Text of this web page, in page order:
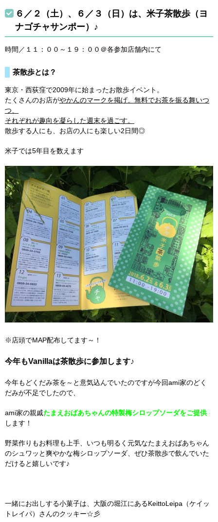
６／２（土）、６／３（日）は、米子茶散歩（ヨ
ナゴチャサンポー）♪
時間／１１：００～１９：００＠各参加店舗内にて
茶散歩とは？
東京・西荻窪で2009年に始まったお散歩イベント。
たくさんのお店がやかんのマークを掲げ、無料でお茶を振る舞いつ
つ、
それぞれが趣向を凝らした週末を過ごす。
散歩する人にも、お店の人にも楽しい2日間◎
米子では5年目を数えます
※店頭でMAP配布してます～！
今年もVanillaは茶散歩に参加します♪
今年もどくだみ茶を～と意気込んでいたのですが今回ami家のどく
だみが不足でしたので、
ami家の親戚たまえおばあちゃんの特製梅シロップソーダをご提供
します ！
野菜作りもお料理も上手、いつも明るく元気なたまえおばあちゃん
のシュワッと爽やかな梅シロップソーダ、ぜひ茶散歩で飲んでいた
だけると嬉しいです♪
一緒にお出しする小菓子は、大阪の堀江にあるKeittoLeipa（ケイッ
トレイパ）さんのクッキー☆彡